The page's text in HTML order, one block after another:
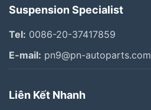
Suspension Specialist
Tel: 0086-20-37417859
E-mail: pn9@pn-autoparts.com
Liên Kết Nhanh